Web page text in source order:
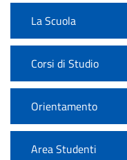
La Scuola
Corsi di Studio
Orientamento
Area Studenti